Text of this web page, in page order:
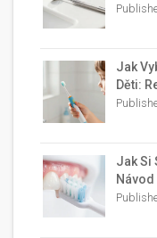
Jak
Děti:
Jak Si